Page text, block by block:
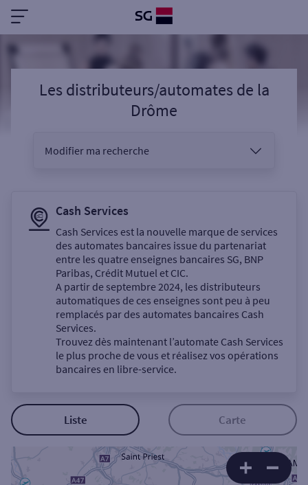
Les distributeurs/automatesde la
Drôme
Modifier ma recherche
Sélectionnez votre recherche
Un service
Autour de moi
ou
Ville / Code postal
Cash Services
Cash Services est la nouvelle marque de services
des automates bancaires issue du partenariat
entre les quatre enseignes bancaires SG, BNP
Paribas, Crédit Mutuel et CIC.
A partir de septembre 2024, les distributeurs
automatiques de ces enseignes sont peu à peu
remplacés par des automates bancaires Cash
Services.
Trouvez dès maintenant l’automate Cash Services
le plus proche de vous et réalisez vos opérations
bancaires en libre-service.
Liste Carte